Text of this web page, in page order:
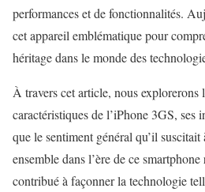
performances et de fonctionnalités.
cet appareil emblématique pour
héritage dans le monde des
À travers cet article, nous explorerons
caractéristiques de l’iPhone 3GS, ses
que le sentiment général qu’il
ensemble dans l’ère de ce
contribué à façonner la technologie